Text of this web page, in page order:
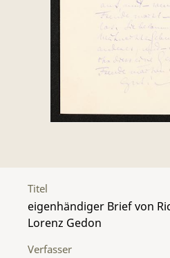
Titel
eigenhändiger Brief von
Lorenz Gedon
Verfasser